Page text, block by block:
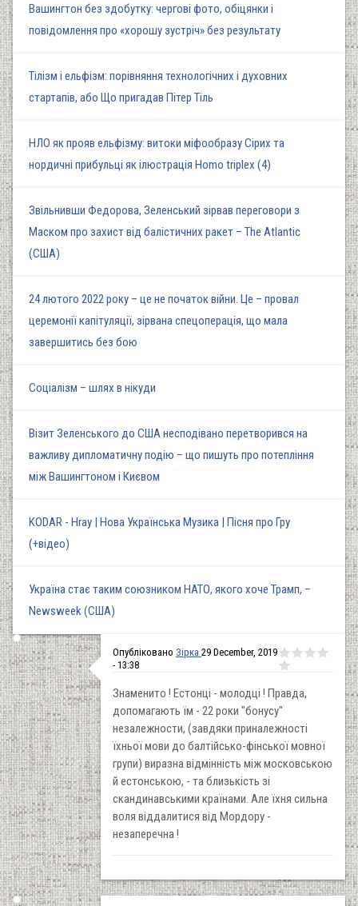
Вашингтон без здобутку: чергові фото, обіцянки і
повідомлення про «хорошу зустріч» без результату
Тілізм і ельфізм: порівняння технологічних і духовних
стартапів, або Що пригадав Пітер Тіль
НЛО як прояв ельфізму: витоки міфообразу Сірих та
нордичні прибульці як ілюстрація Homo triplex (4)
Звільнивши Федорова, Зеленський зірвав переговори з
Маском про захист від балістичних ракет – The Atlantic
(США)
24 лютого 2022 року – це не початок війни. Це – провал
церемонії капітуляції, зірвана спецоперація, що мала
завершитись без бою
Соціалізм – шлях в нікуди
Візит Зеленського до США несподівано перетворився на
важливу дипломатичну подію – що пишуть про потепління
між Вашингтоном і Києвом
KODAR - Hray | Нова Українська Музика | Пісня про Гру
(+відео)
Україна стає таким союзником НАТО, якого хоче Трамп, –
Newsweek (США)
Опубліковано Зірка 29 December, 2019
- 13:38
Знаменито ! Естонці - молодці ! Правда,
допомагають їм - 22 роки "бонусу"
незалежности, (завдяки приналежності
їхньої мови до балтійсько-фінської мовної
групи) виразна відмінність між московською
й естонською, - та близькість зі
скандинавськими країнами. Але їхня сильна
воля віддалитися від Мордору -
незаперечна !